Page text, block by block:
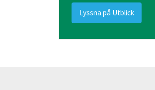
Lyssna på Utblick